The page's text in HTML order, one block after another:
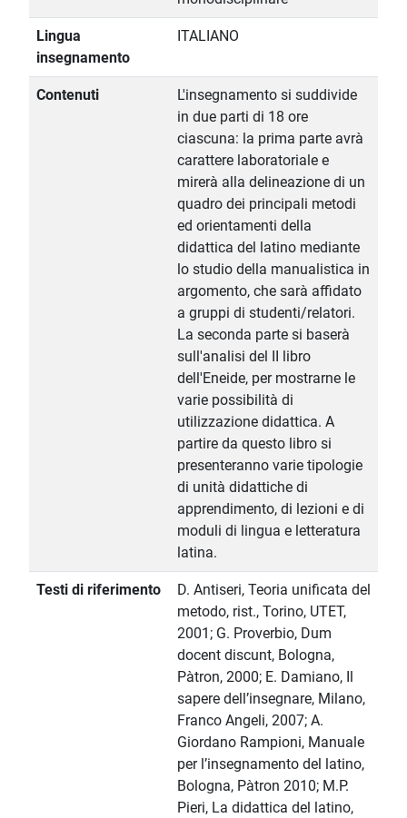
Lingua
insegnamento
ITALIANO
Contenuti
L'insegnamento si suddivide
in due parti di 18 ore
ciascuna: la prima parte avrà
carattere laboratoriale e
mirerà alla delineazione di un
quadro dei principali metodi
ed orientamenti della
didattica del latino mediante
lo studio della manualistica in
argomento, che sarà affidato
a gruppi di studenti/relatori.
La seconda parte si baserà
sull'analisi del II libro
dell'Eneide, per mostrarne le
varie possibilità di
utilizzazione didattica. A
partire da questo libro si
presenteranno varie tipologie
di unità didattiche di
apprendimento, di lezioni e di
moduli di lingua e letteratura
latina.
Testi di riferimento
D. Antiseri, Teoria unificata del
metodo, rist., Torino, UTET,
2001; G. Proverbio, Dum
docent discunt, Bologna,
Pàtron, 2000; E. Damiano, Il
sapere dell’insegnare, Milano,
Franco Angeli, 2007; A.
Giordano Rampioni, Manuale
per l’insegnamento del latino,
Bologna, Pàtron 2010; M.P.
Pieri, La didattica del latino,